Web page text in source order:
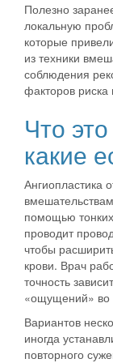
Полезно
локальную
которые
из техники
соблюдения
факторов
Что
какие
Ангиопластика
помощью
проводит
чтобы
крови. Врач
точность
«ощущений» во
Вариантов
иногда
повторного